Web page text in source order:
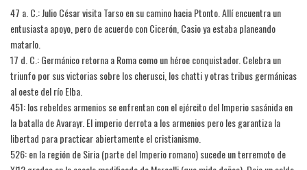
47 a. C.: Julio César visita Tarso en su camino hacia Ptonto. Allí encuentra un
entusiasta apoyo, pero de acuerdo con Cicerón, Casio ya estaba planeando
matarlo.
17 d. C.: Germánico retorna a Roma como un héroe conquistador. Celebra un
triunfo por sus victorias sobre los cherusci, los chatti y otras tribus germánicas
al oeste del río Elba.
451: los rebeldes armenios se enfrentan con el ejército del Imperio sasánida en
la batalla de Avarayr. El imperio derrota a los armenios pero les garantiza la
libertad para practicar abiertamente el cristianismo.
526: en la región de Siria (parte del Imperio romano) sucede un terremoto de